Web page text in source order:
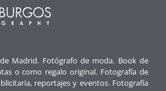
Madrid. Fotógrafo de moda. Book de
o como regalo original. Fotografía de
reportajes y eventos. Fotografía